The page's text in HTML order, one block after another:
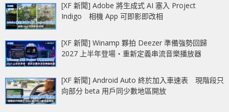
[XF 新聞] Adobe 將生成式 AI 塞入 Project
Indigo 相機 App 可即影即改相
[XF 新聞] Winamp 夥拍 Deezer 準備強勢回歸
2027 上半年登場‧重新定義串流音樂播放器
[XF 新聞] Android Auto 終於加入車速表 現階段只
向部分 beta 用戶同少數地區開放